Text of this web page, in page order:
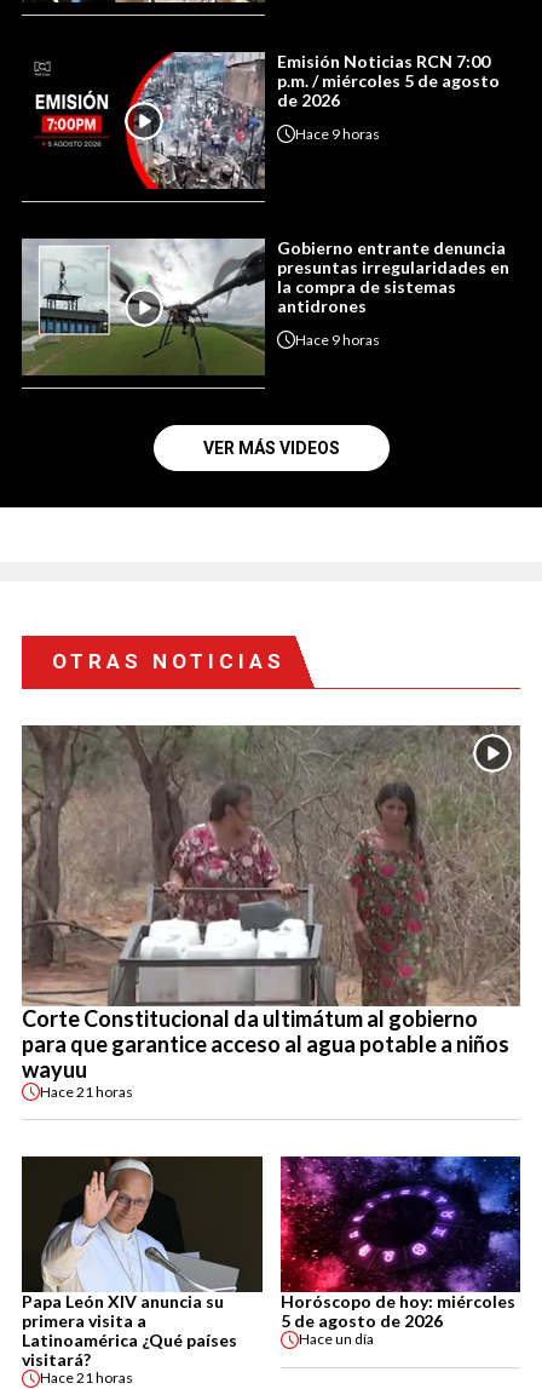
Emisión Noticias RCN 7:00
p.m. / miércoles 5 de agosto
de 2026
Hace 9 horas
Gobierno entrante denuncia
presuntas irregularidades en
la compra de sistemas
antidrones
Hace 9 horas
VER MÁS VIDEOS
OTRAS NOTICIAS
Corte Constitucional da ultimátum al gobierno
para que garantice acceso al agua potable a niños
wayuu
Hace21 horas
Papa León XIV anuncia su
primera visita a
Latinoamérica ¿Qué países
visitará?
Hace21 horas
Horóscopo de hoy: miércoles
5 de agosto de 2026
Haceun día